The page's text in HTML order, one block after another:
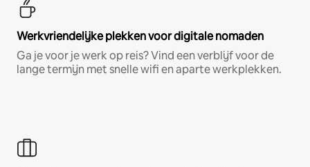
Werkvriendelijke plekken voor digitale nomaden
Ga je voor je werk op reis? Vind een verblijf voor de
lange termijn met snelle wifi en aparte werkplekken.